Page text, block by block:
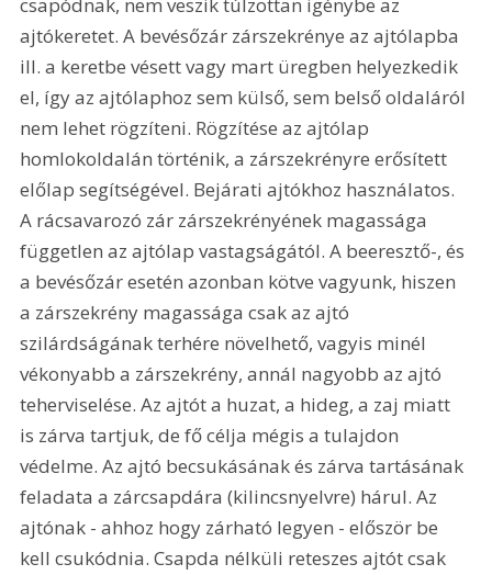
csapódnak, nem veszik túlzottan igénybe az
ajtókeretet. A bevésőzár zárszekrénye az ajtólapba
ill. a keretbe vésett vagy mart üregben helyezkedik
el, így az ajtólaphoz sem külső, sem belső oldaláról
nem lehet rögzíteni. Rögzítése az ajtólap
homlokoldalán történik, a zárszekrényre erősített
előlap segítségével. Bejárati ajtókhoz használatos.
A rácsavarozó zár zárszekrényének magassága
független az ajtólap vastagságától. A beeresztő-, és
a bevésőzár esetén azonban kötve vagyunk, hiszen
a zárszekrény magassága csak az ajtó
szilárdságának terhére növelhető, vagyis minél
vékonyabb a zárszekrény, annál nagyobb az ajtó
teherviselése. Az ajtót a huzat, a hideg, a zaj miatt
is zárva tartjuk, de fő célja mégis a tulajdon
védelme. Az ajtó becsukásának és zárva tartásának
feladata a zárcsapdára (kilincsnyelvre) hárul. Az
ajtónak - ahhoz hogy zárható legyen - először be
kell csukódnia. Csapda nélküli reteszes ajtót csak